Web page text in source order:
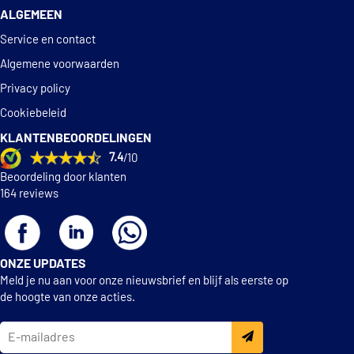
Pagid H9160N
TRW GS8432
Triscan 8100 11011
Valeo Compact 562808
ALGEMEEN
Service en contact
Algemene voorwaarden
Privacy policy
Cookiebeleid
KLANTENBEOORDELINGEN
7.4/10
Beoordeling door klanten
164 reviews
ONZE UPDATES
Meld je nu aan voor onze nieuwsbrief en blijf als eerste op
de hoogte van onze acties.